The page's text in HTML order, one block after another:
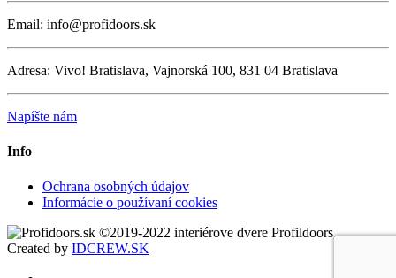
Email: info@profidoors.sk
Adresa: Vivo! Bratislava, Vajnorská 100, 831 04 Bratislava
Napíšte nám
Info
Ochrana osobných údajov
Informácie o používaní cookies
©2019-2022 interiérove dvere Profildoors,
Created by IDCREW.SK